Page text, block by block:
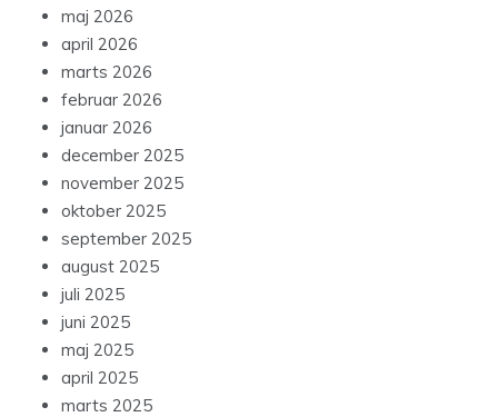
maj 2026
april 2026
marts 2026
februar 2026
januar 2026
december 2025
november 2025
oktober 2025
september 2025
august 2025
juli 2025
juni 2025
maj 2025
april 2025
marts 2025